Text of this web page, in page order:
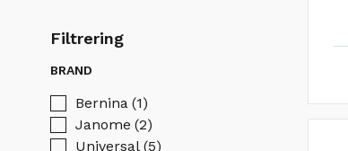
Filtrering
BRAND
Bernina (1)
Janome (2)
Universal (5)